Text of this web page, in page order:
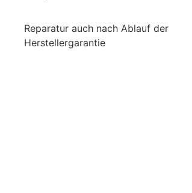
Reparatur auch nach Ablauf der
Herstellergarantie